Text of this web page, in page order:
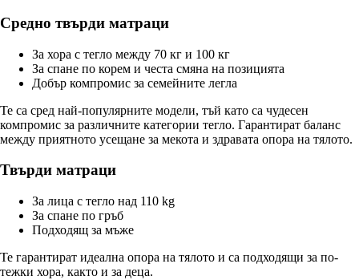
Средно твърди матраци
За хора с тегло между 70 кг и 100 кг
За спане по корем и честа смяна на позицията
Добър компромис за семейните легла
Те са сред най-популярните модели, тъй като са чудесен
компромис за различните категории тегло. Гарантират баланс
между приятното усещане за мекота и здравата опора на тялото.
Твърди матраци
За лица с тегло над 110 kg
За спане по гръб
Подходящ за мъже
Те гарантират идеална опора на тялото и са подходящи за по-
тежки хора, както и за деца.